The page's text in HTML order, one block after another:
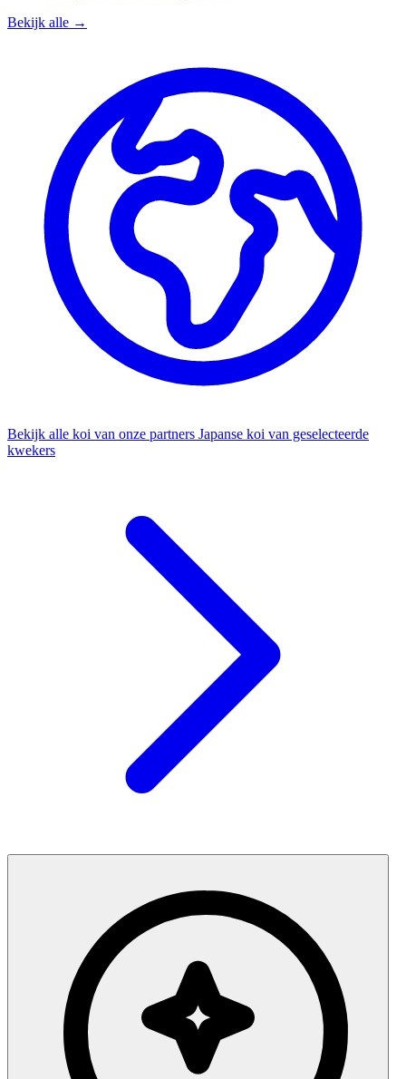
Bekijk alle →
Bekijk alle koi van onze partners Japanse koi van geselecteerde
kwekers